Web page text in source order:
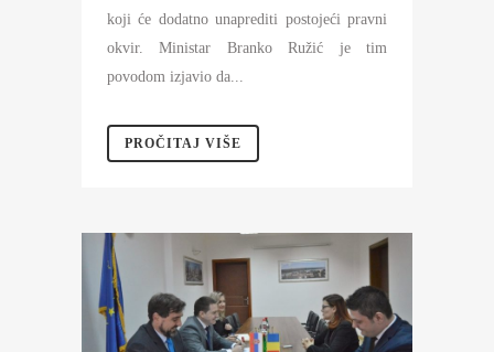
koji će dodatno unaprediti postojeći pravni
okvir. Ministar Branko Ružić je tim
povodom izjavio da...
PROČITAJ VIŠE